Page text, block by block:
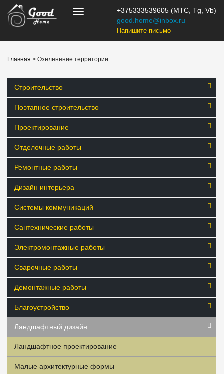
+375333539605 (МТС, Tg, Vb)
good.home@inbox.ru
Напишите письмо
Главная > Озеленение территории
Строительство
Поэтапное строительство
Проектирование
Отделочные работы
Ремонтные работы
Дизайн интерьера
Системы коммуникаций
Сантехнические работы
Электромонтажные работы
Сварочные работы
Демонтажные работы
Благоустройство
Ландшафтный дизайн
Ландшафтное проектирование
Малые архитектурные формы